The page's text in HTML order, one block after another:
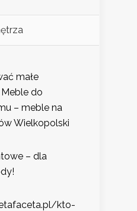
małe
do
– meble na
Wielkopolski
– dla
kto-